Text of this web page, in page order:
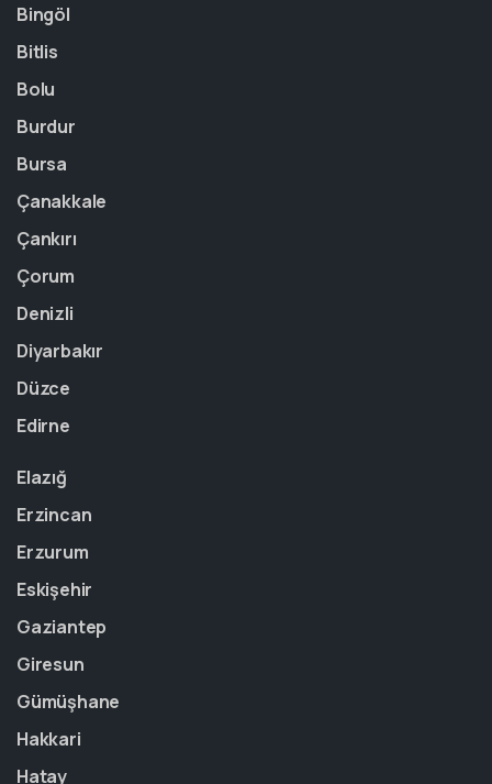
Bingöl
Bitlis
Bolu
Burdur
Bursa
Çanakkale
Çankırı
Çorum
Denizli
Diyarbakır
Düzce
Edirne
Elazığ
Erzincan
Erzurum
Eskişehir
Gaziantep
Giresun
Gümüşhane
Hakkari
Hatay